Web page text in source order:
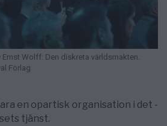
Ernst Wolff: Den diskreta världsmakten.
Förlag
en opar­tisk orga­­­­ni­­­sation i det
tjänst.